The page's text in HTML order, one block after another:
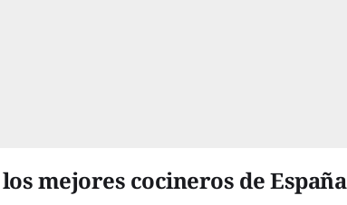
mejores cocineros de España